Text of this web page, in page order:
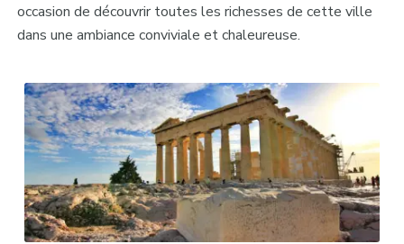
occasion de découvrir toutes les richesses de cette ville
dans une ambiance conviviale et chaleureuse.